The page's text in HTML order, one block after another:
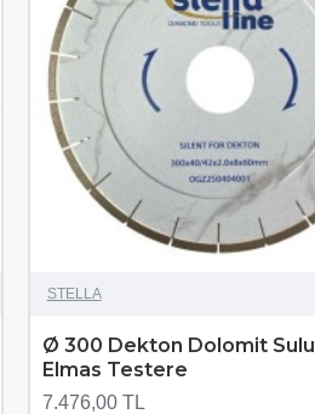
STELLA
Ø 300 Dekton Dolomit
Elmas Testere
7.476,00 TL